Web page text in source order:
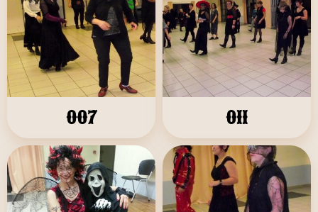
007 011